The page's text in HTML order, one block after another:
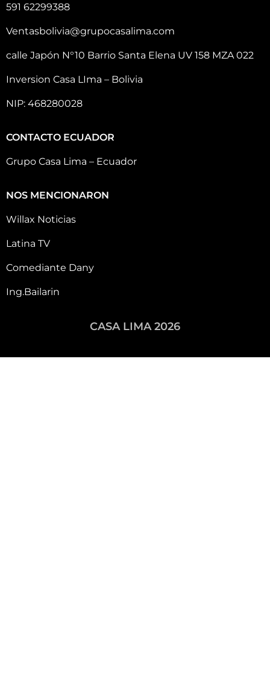
591 62299388
Ventasbolivia@grupocasalima.com
calle Japón N°10 Barrio Santa Elena UV 158 MZA 022
Inversion Casa LIma – Bolivia
NIP: 468280028
CONTACTO ECUADOR
Grupo Casa Lima – Ecuador
NOS MENCIONARON
Willax Noticias
Latina TV
Comediante Dany
Ing.Bailarin
CASA LIMA 2026